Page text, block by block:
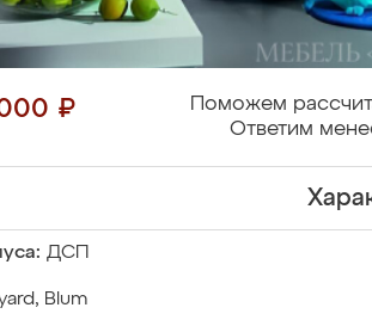
₽
Поможем
Ответим
ДСП
Blum